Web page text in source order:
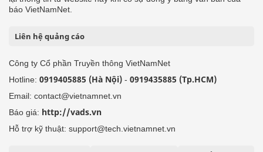
báo VietNamNet.
Liên hệ quảng cáo
Công ty Cổ phần Truyền thông VietNamNet
Hotline: 0919405885 (Hà Nội) - 0919435885 (Tp.HCM)
Email: contact@vietnamnet.vn
Báo giá: http://vads.vn
Hỗ trợ kỹ thuật: support@tech.vietnamnet.vn